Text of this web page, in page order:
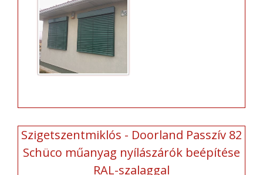
Szigetszentmiklós - Doorland Passzív 82
Schüco műanyag nyílászárók beépítése
RAL-szalaggal